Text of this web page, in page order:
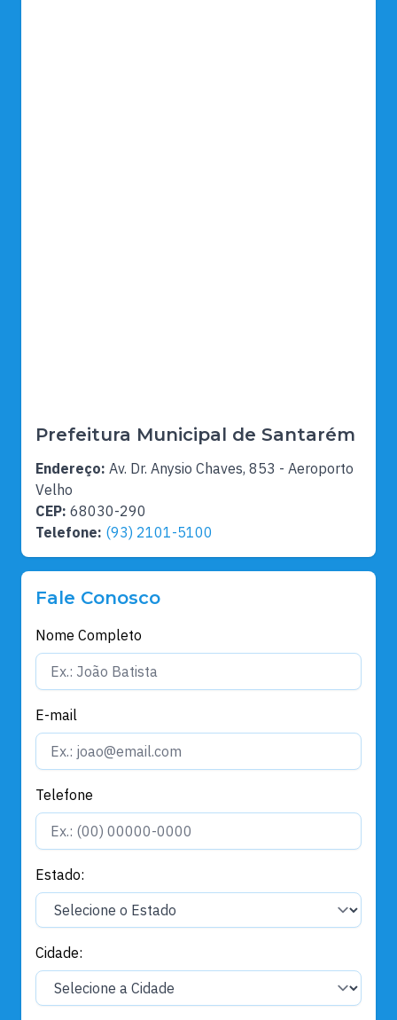
Prefeitura Municipal de Santarém
Endereço: Av. Dr. Anysio Chaves, 853 - Aeroporto
Velho
CEP: 68030-290
Telefone: (93) 2101-5100
Fale Conosco
Nome Completo
E-mail
Telefone
Estado:
Cidade: